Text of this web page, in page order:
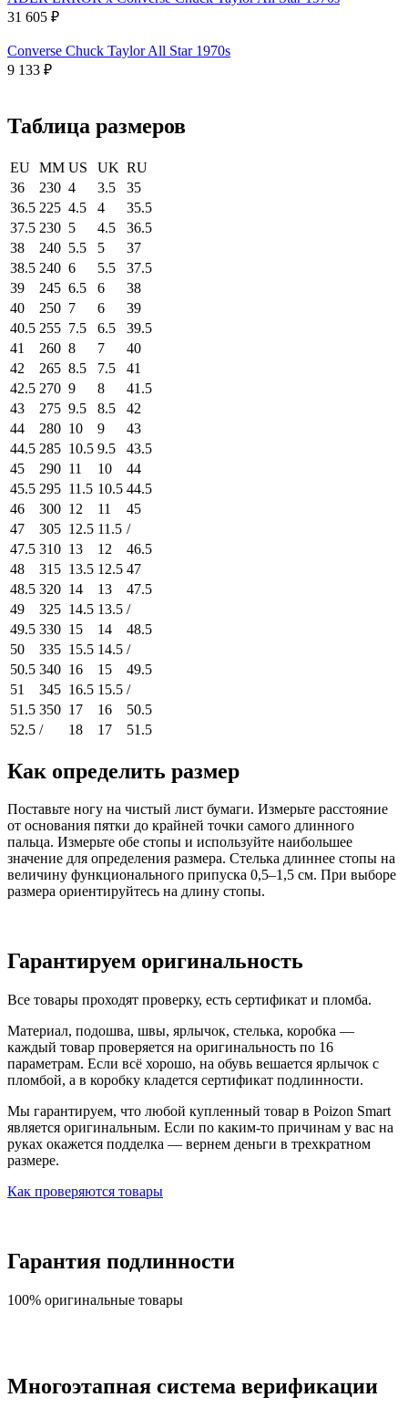
31 605 ₽
Converse Chuck Taylor All Star 1970s
9 133 ₽
Таблица размеров
EU MM US UK RU
36
230 4 3.5
35
36.5 225 4.5 4
35.5
37.5 230 5 4.5
36.5
38
240 5.5 5
37
38.5 240 6 5.5
37.5
39
245 6.5 6
38
40
250 7 6
39
40.5 255 7.5 6.5
39.5
41
260 8 7
40
42
265 8.5 7.5
41
42.5 270 9 8
41.5
43
275 9.5 8.5
42
44
280 10 9
43
44.5 285 10.5 9.5
43.5
45
290 11 10
44
45.5 295 11.5 10.5 44.5
46
300 12 11
45
47
305 12.5 11.5 /
47.5 310 13 12
46.5
48
315 13.5 12.5 47
48.5 320 14 13
47.5
49
325 14.5 13.5 /
49.5 330 15 14
48.5
50
335 15.5 14.5 /
50.5 340 16 15
49.5
51
345 16.5 15.5 /
51.5 350 17 16
50.5
52.5 / 18 17 51.5
Как определить размер
Поставьте ногу на чистый лист бумаги. Измерьте расстояние
от основания пятки до крайней точки самого длинного
пальца. Измерьте обе стопы и используйте наибольшее
значение для определения размера. Стелька длиннее стопы на
величину функционального припуска 0,5–1,5 см. При выборе
размера ориентируйтесь на длину стопы.
Гарантируем оригинальность
Все товары проходят проверку, есть сертификат и пломба.
Материал, подошва, швы, ярлычок, стелька, коробка —
каждый товар проверяется на оригинальность по 16
параметрам. Если всё хорошо, на обувь вешается ярлычок с
пломбой, а в коробку кладется сертификат подлинности.
Мы гарантируем, что любой купленный товар в Poizon Smart
является оригинальным. Если по каким-то причинам у вас на
руках окажется подделка — вернем деньги в трехкратном
размере.
Как проверяются товары
Гарантия подлинности
100% оригинальные товары
Многоэтапная система верификации